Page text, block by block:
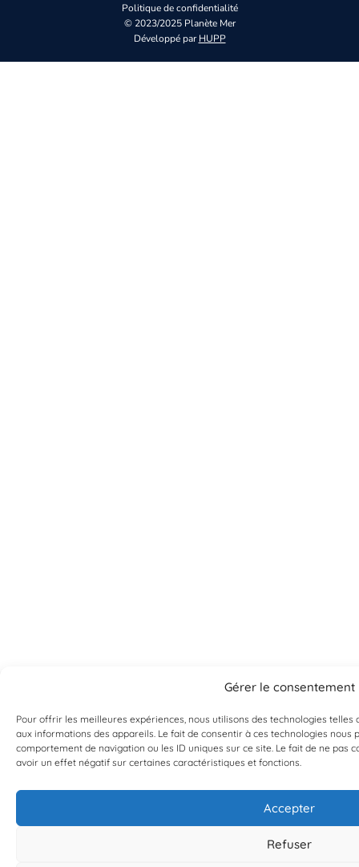
Gérer le consentement
Pour offrir les meilleures expériences, nous utilisons des technologies
aux informations des appareils. Le fait de consentir à ces technologies
comportement de navigation ou les ID uniques sur ce site. Le fait de ne pas
avoir un effet négatif sur certaines caractéristiques et fonctions.
Accepter
Refuser
Politique de confidentialité
© 2023/2025 Planète Mer
Développé parHUPP